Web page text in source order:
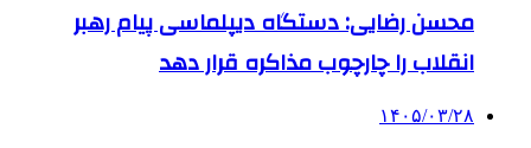
محسن رضایی: دستگاه دیپلماسی پیام رهبر
انقلاب را چارچوب مذاکره قرار دهد
۱۴۰۵/۰۳/۲۸